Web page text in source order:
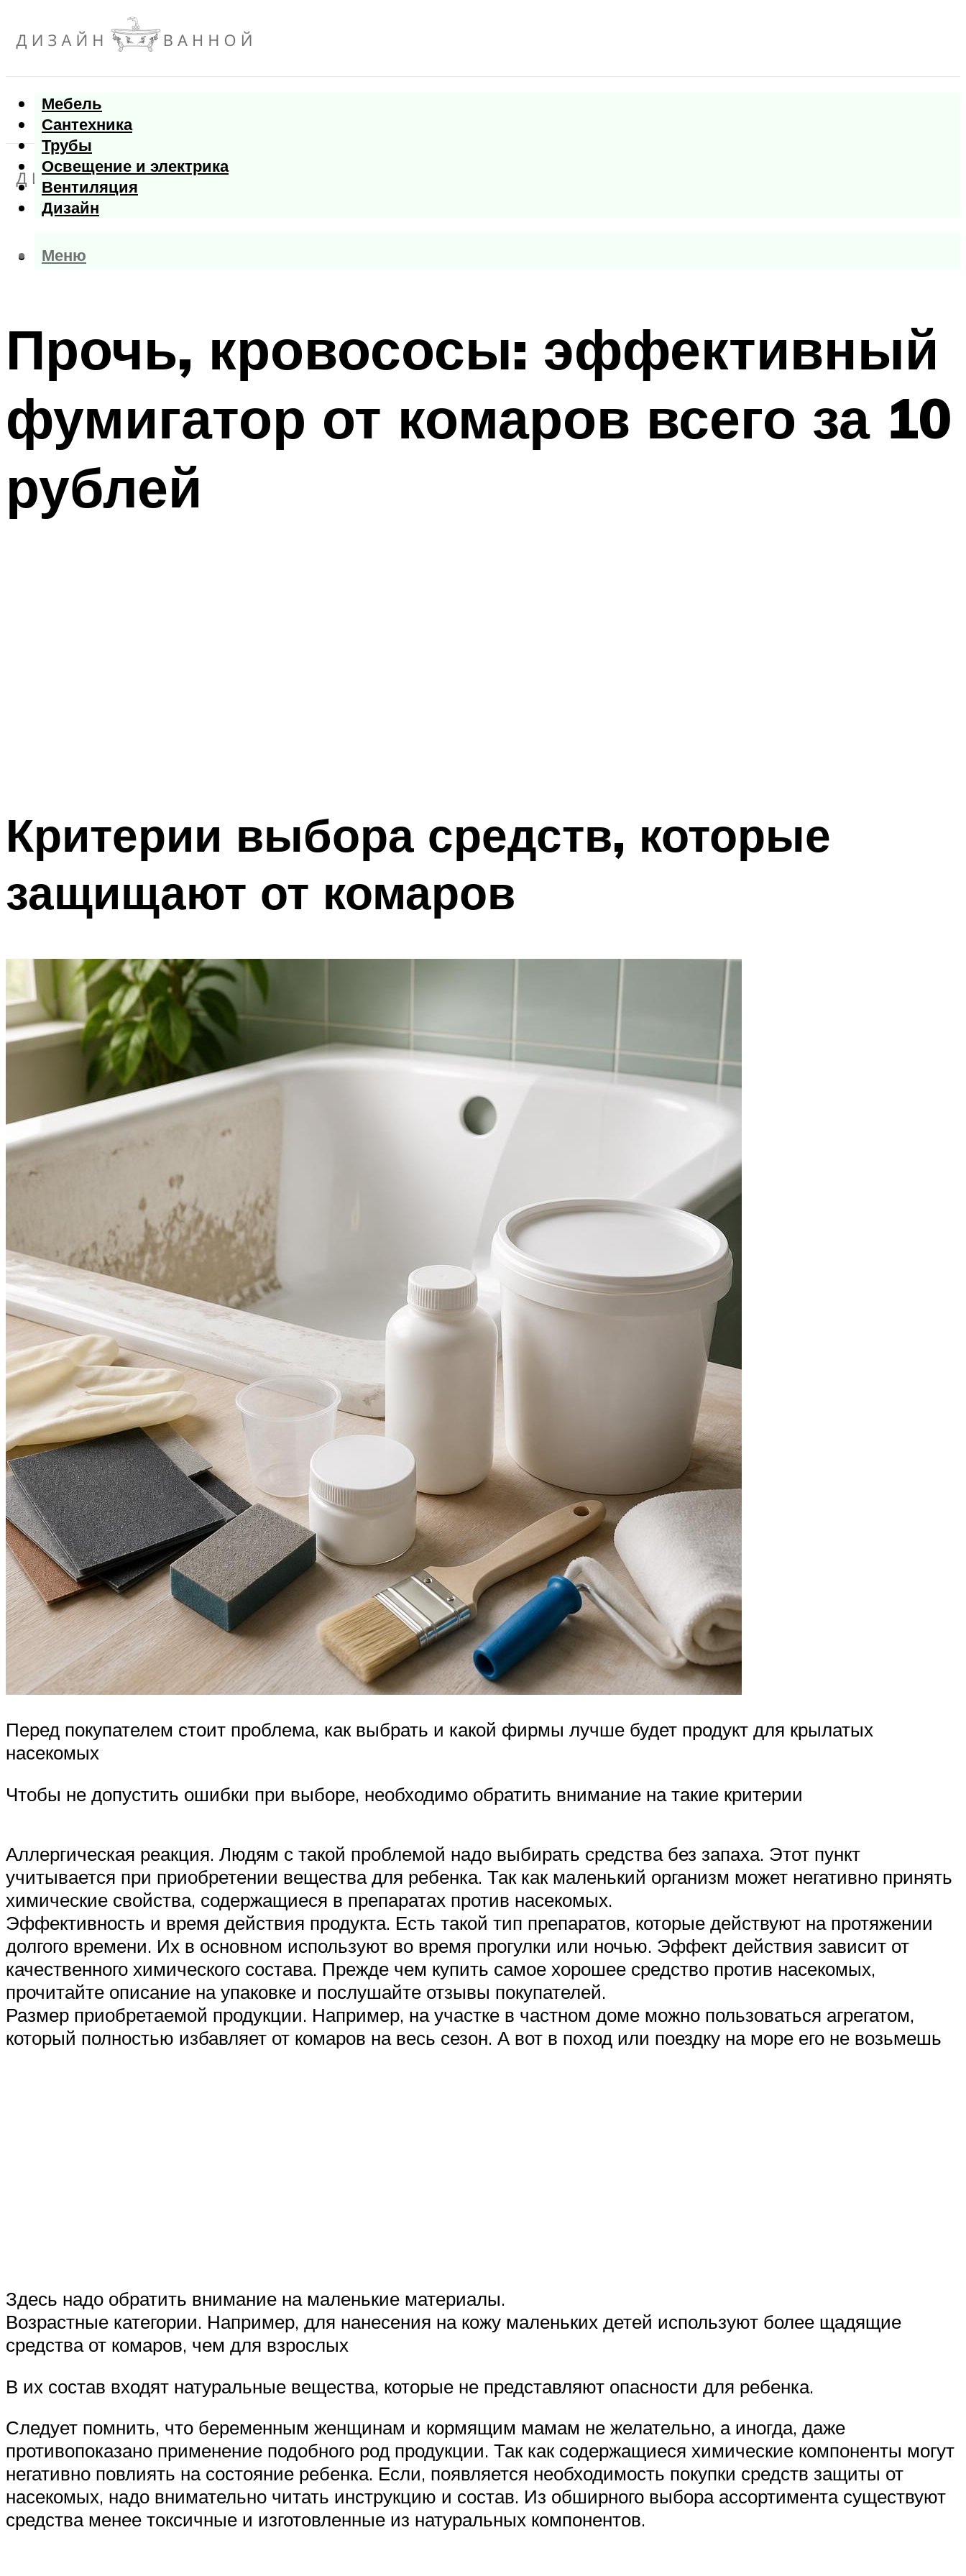
Мебель
Сантехника
Трубы
Освещение и электрика
Вентиляция
Дизайн
Меню
Меню
Прочь, кровососы: эффективный
фумигатор от комаров всего за 10
рублей
Критерии выбора средств, которые
защищают от комаров
Перед покупателем стоит проблема, как выбрать и какой фирмы лучше будет продукт для крылатых
насекомых
Чтобы не допустить ошибки при выборе, необходимо обратить внимание на такие критерии
Аллергическая реакция. Людям с такой проблемой надо выбирать средства без запаха. Этот пункт
учитывается при приобретении вещества для ребенка. Так как маленький организм может негативно принять
химические свойства, содержащиеся в препаратах против насекомых.
Эффективность и время действия продукта. Есть такой тип препаратов, которые действуют на протяжении
долгого времени. Их в основном используют во время прогулки или ночью. Эффект действия зависит от
качественного химического состава. Прежде чем купить самое хорошее средство против насекомых,
прочитайте описание на упаковке и послушайте отзывы покупателей.
Размер приобретаемой продукции. Например, на участке в частном доме можно пользоваться агрегатом,
который полностью избавляет от комаров на весь сезон. А вот в поход или поездку на море его не возьмешь
Здесь надо обратить внимание на маленькие материалы.
Возрастные категории. Например, для нанесения на кожу маленьких детей используют более щадящие
средства от комаров, чем для взрослых
В их состав входят натуральные вещества, которые не представляют опасности для ребенка.
Следует помнить, что беременным женщинам и кормящим мамам не желательно, а иногда, даже
противопоказано применение подобного род продукции. Так как содержащиеся химические компоненты могут
негативно повлиять на состояние ребенка. Если, появляется необходимость покупки средств защиты от
насекомых, надо внимательно читать инструкцию и состав. Из обширного выбора ассортимента существуют
средства менее токсичные и изготовленные из натуральных компонентов.